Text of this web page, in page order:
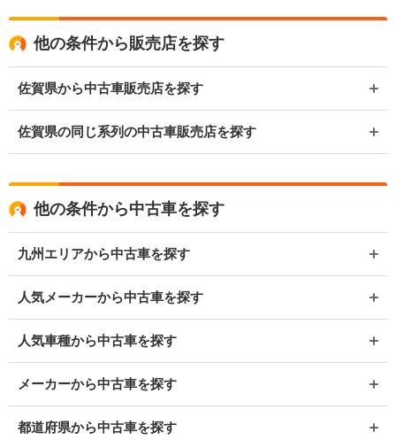
他の条件から販売店を探す
佐賀県から中古車販売店を探す
佐賀県の同じ系列の中古車販売店を探す
他の条件から中古車を探す
九州エリアから中古車を探す
人気メーカーから中古車を探す
人気車種から中古車を探す
メーカーから中古車を探す
都道府県から中古車を探す